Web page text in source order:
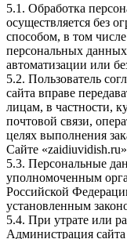
5.1. Обработка
осуществляется без
способом, в том
персональных
автоматизации или
5.2. Пользователь
сайта вправе
лицам, в частности,
почтовой связи,
целях выполнения
Сайте
5.3. Персональные
уполномоченным
Российской
установленным
5.4. При утрате или
Администрация